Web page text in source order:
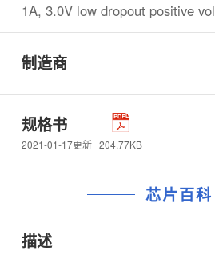
1A, 3.0V low dropout positive
制造商
规格书
2021-01-17更新 204.77KB
芯片百科
描述